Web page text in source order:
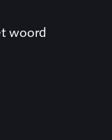
woord